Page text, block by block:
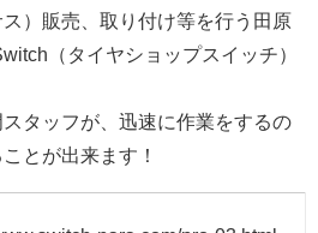
）販売、取り付け等を行う田原
（タイヤショップスイッチ）
タッフが、迅速に作業をするの
とが出来ます！